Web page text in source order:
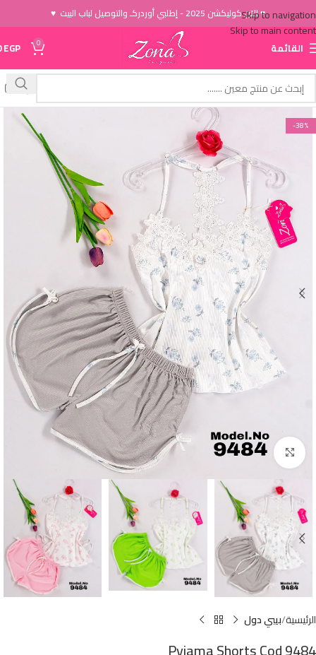
Skip to navigation
Skip to main content
♥ الاَن كوليكشن 2025 - إطلبي أوردركـ والتوصيل لباب البيت ♥
القائمة 0
EGP
-38%
Click to enlarge
الرئيسية بيبي دول